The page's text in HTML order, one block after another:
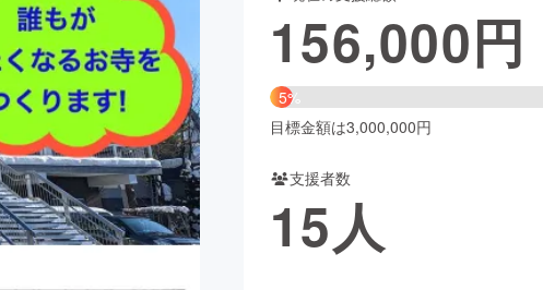
舞台・パフォーマンス
発 フード・飲食店 ファッション
アニメ・漫画
ビューティー・ヘルスケア
156,000円
5%
目標金額は3,000,000円
支援者数
15人